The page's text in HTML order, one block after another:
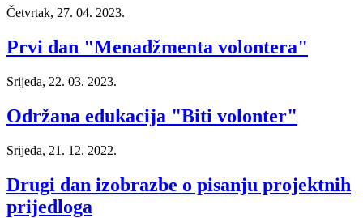
Četvrtak, 27. 04. 2023.
Prvi dan "Menadžmenta volontera"
Srijeda, 22. 03. 2023.
Održana edukacija "Biti volonter"
Srijeda, 21. 12. 2022.
Drugi dan izobrazbe o pisanju projektnih
prijedloga